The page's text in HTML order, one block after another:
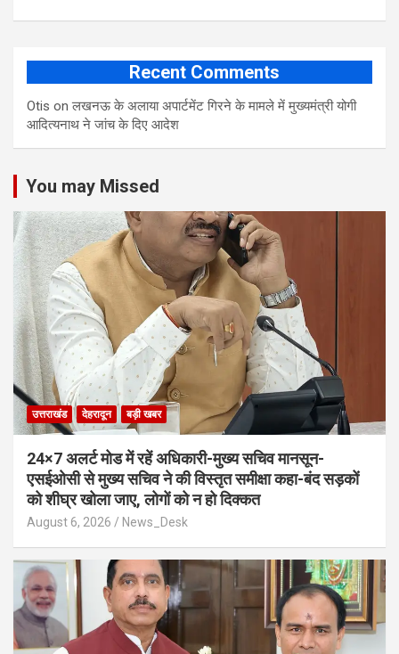
Recent Comments
Otis onलखनऊ के अलाया अपार्टमेंट गिरने के मामले में मुख्‍यमंत्री योगी
आद‍ित्‍यनाथ ने जांच के द‍िए आदेश
You may Missed
उत्तराखंड देहरादून बड़ी खबर
24×7 अलर्ट मोड में रहें अधिकारी-मुख्य सचिव मानसून-
एसईओसी से मुख्य सचिव ने की विस्तृत समीक्षा कहा-बंद सड़कों
को शीघ्र खोला जाए, लोगों को न हो दिक्कत
August 6, 2026 News_Desk